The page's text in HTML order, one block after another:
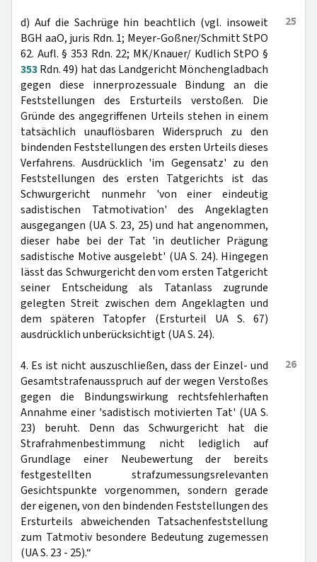
25
d) Auf die Sachrüge hin beachtlich (vgl. insoweit
BGH aaO, juris Rdn. 1; Meyer-Goßner/Schmitt StPO
62. Aufl. § 353 Rdn. 22; MK/Knauer/ Kudlich StPO §
353Rdn. 49) hat das Landgericht Mönchengladbach
gegen diese innerprozessuale Bindung an die
Feststellungen des Ersturteils verstoßen. Die
Gründe des angegriffenen Urteils stehen in einem
tatsächlich unauflösbaren Widerspruch zu den
bindenden Feststellungen des ersten Urteils dieses
Verfahrens. Ausdrücklich 'im Gegensatz' zu den
Feststellungen des ersten Tatgerichts ist das
Schwurgericht nunmehr 'von einer eindeutig
sadistischen Tatmotivation' des Angeklagten
ausgegangen (UA S. 23, 25) und hat angenommen,
dieser habe bei der Tat 'in deutlicher Prägung
sadistische Motive ausgelebt' (UA S. 24). Hingegen
lässt das Schwurgericht den vom ersten Tatgericht
seiner Entscheidung als Tatanlass zugrunde
gelegten Streit zwischen dem Angeklagten und
dem späteren Tatopfer (Ersturteil UA S. 67)
ausdrücklich unberücksichtigt (UA S. 24).
26
4. Es ist nicht auszuschließen, dass der Einzel- und
Gesamtstrafenausspruch auf der wegen Verstoßes
gegen die Bindungswirkung rechtsfehlerhaften
Annahme einer 'sadistisch motivierten Tat' (UA S.
23) beruht. Denn das Schwurgericht hat die
Strafrahmenbestimmung nicht lediglich auf
Grundlage einer Neubewertung der bereits
festgestellten strafzumessungsrelevanten
Gesichtspunkte vorgenommen, sondern gerade
der eigenen, von den bindenden Feststellungen des
Ersturteils abweichenden Tatsachenfeststellung
zum Tatmotiv besondere Bedeutung zugemessen
(UA S. 23 - 25).“